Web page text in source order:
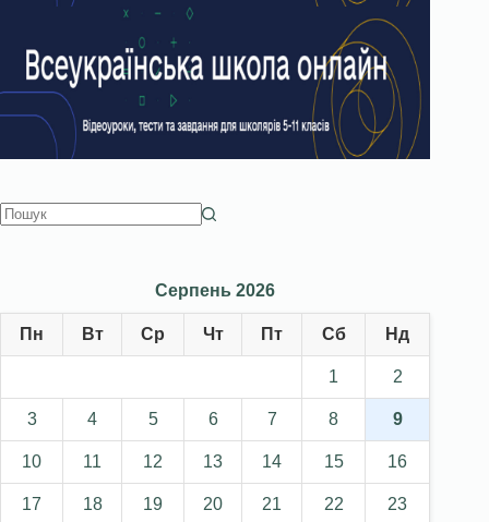
Серпень 2026
Пн Вт Ср Чт Пт Сб Нд
1 2
3 4 5 6 7 8 9
10 11 12 13 14 15 16
17 18 19 20 21 22 23